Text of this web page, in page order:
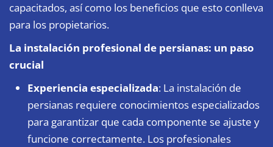
capacitados, así como los beneficios que esto conlleva
para los propietarios.
La instalación profesional de persianas: un paso
crucial
Experiencia especializada: La instalación de
persianas requiere conocimientos especializados
para garantizar que cada componente se ajuste y
funcione correctamente. Los profesionales